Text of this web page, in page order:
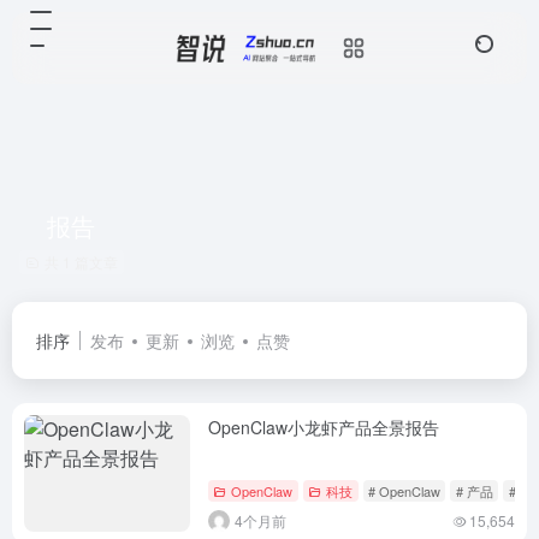
排序 发布 更新 浏览 点赞
OpenClaw小龙虾产品全景报告
OpenClaw 科技 # OpenClaw # 产品 # 全
4个月前 15,654